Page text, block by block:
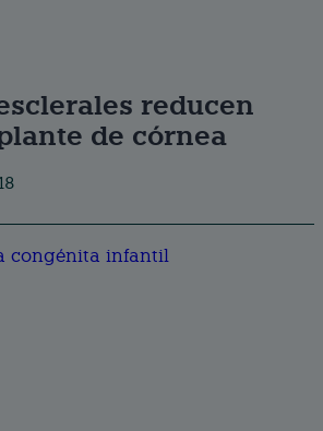
reducen
de córnea